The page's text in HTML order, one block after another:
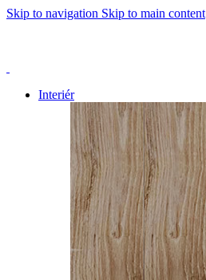
Skip to navigation Skip to main content
Interiér